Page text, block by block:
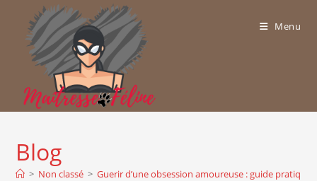
content
Menu
Blog
> Non classé > Guerir d’une obsession amoureuse : guide